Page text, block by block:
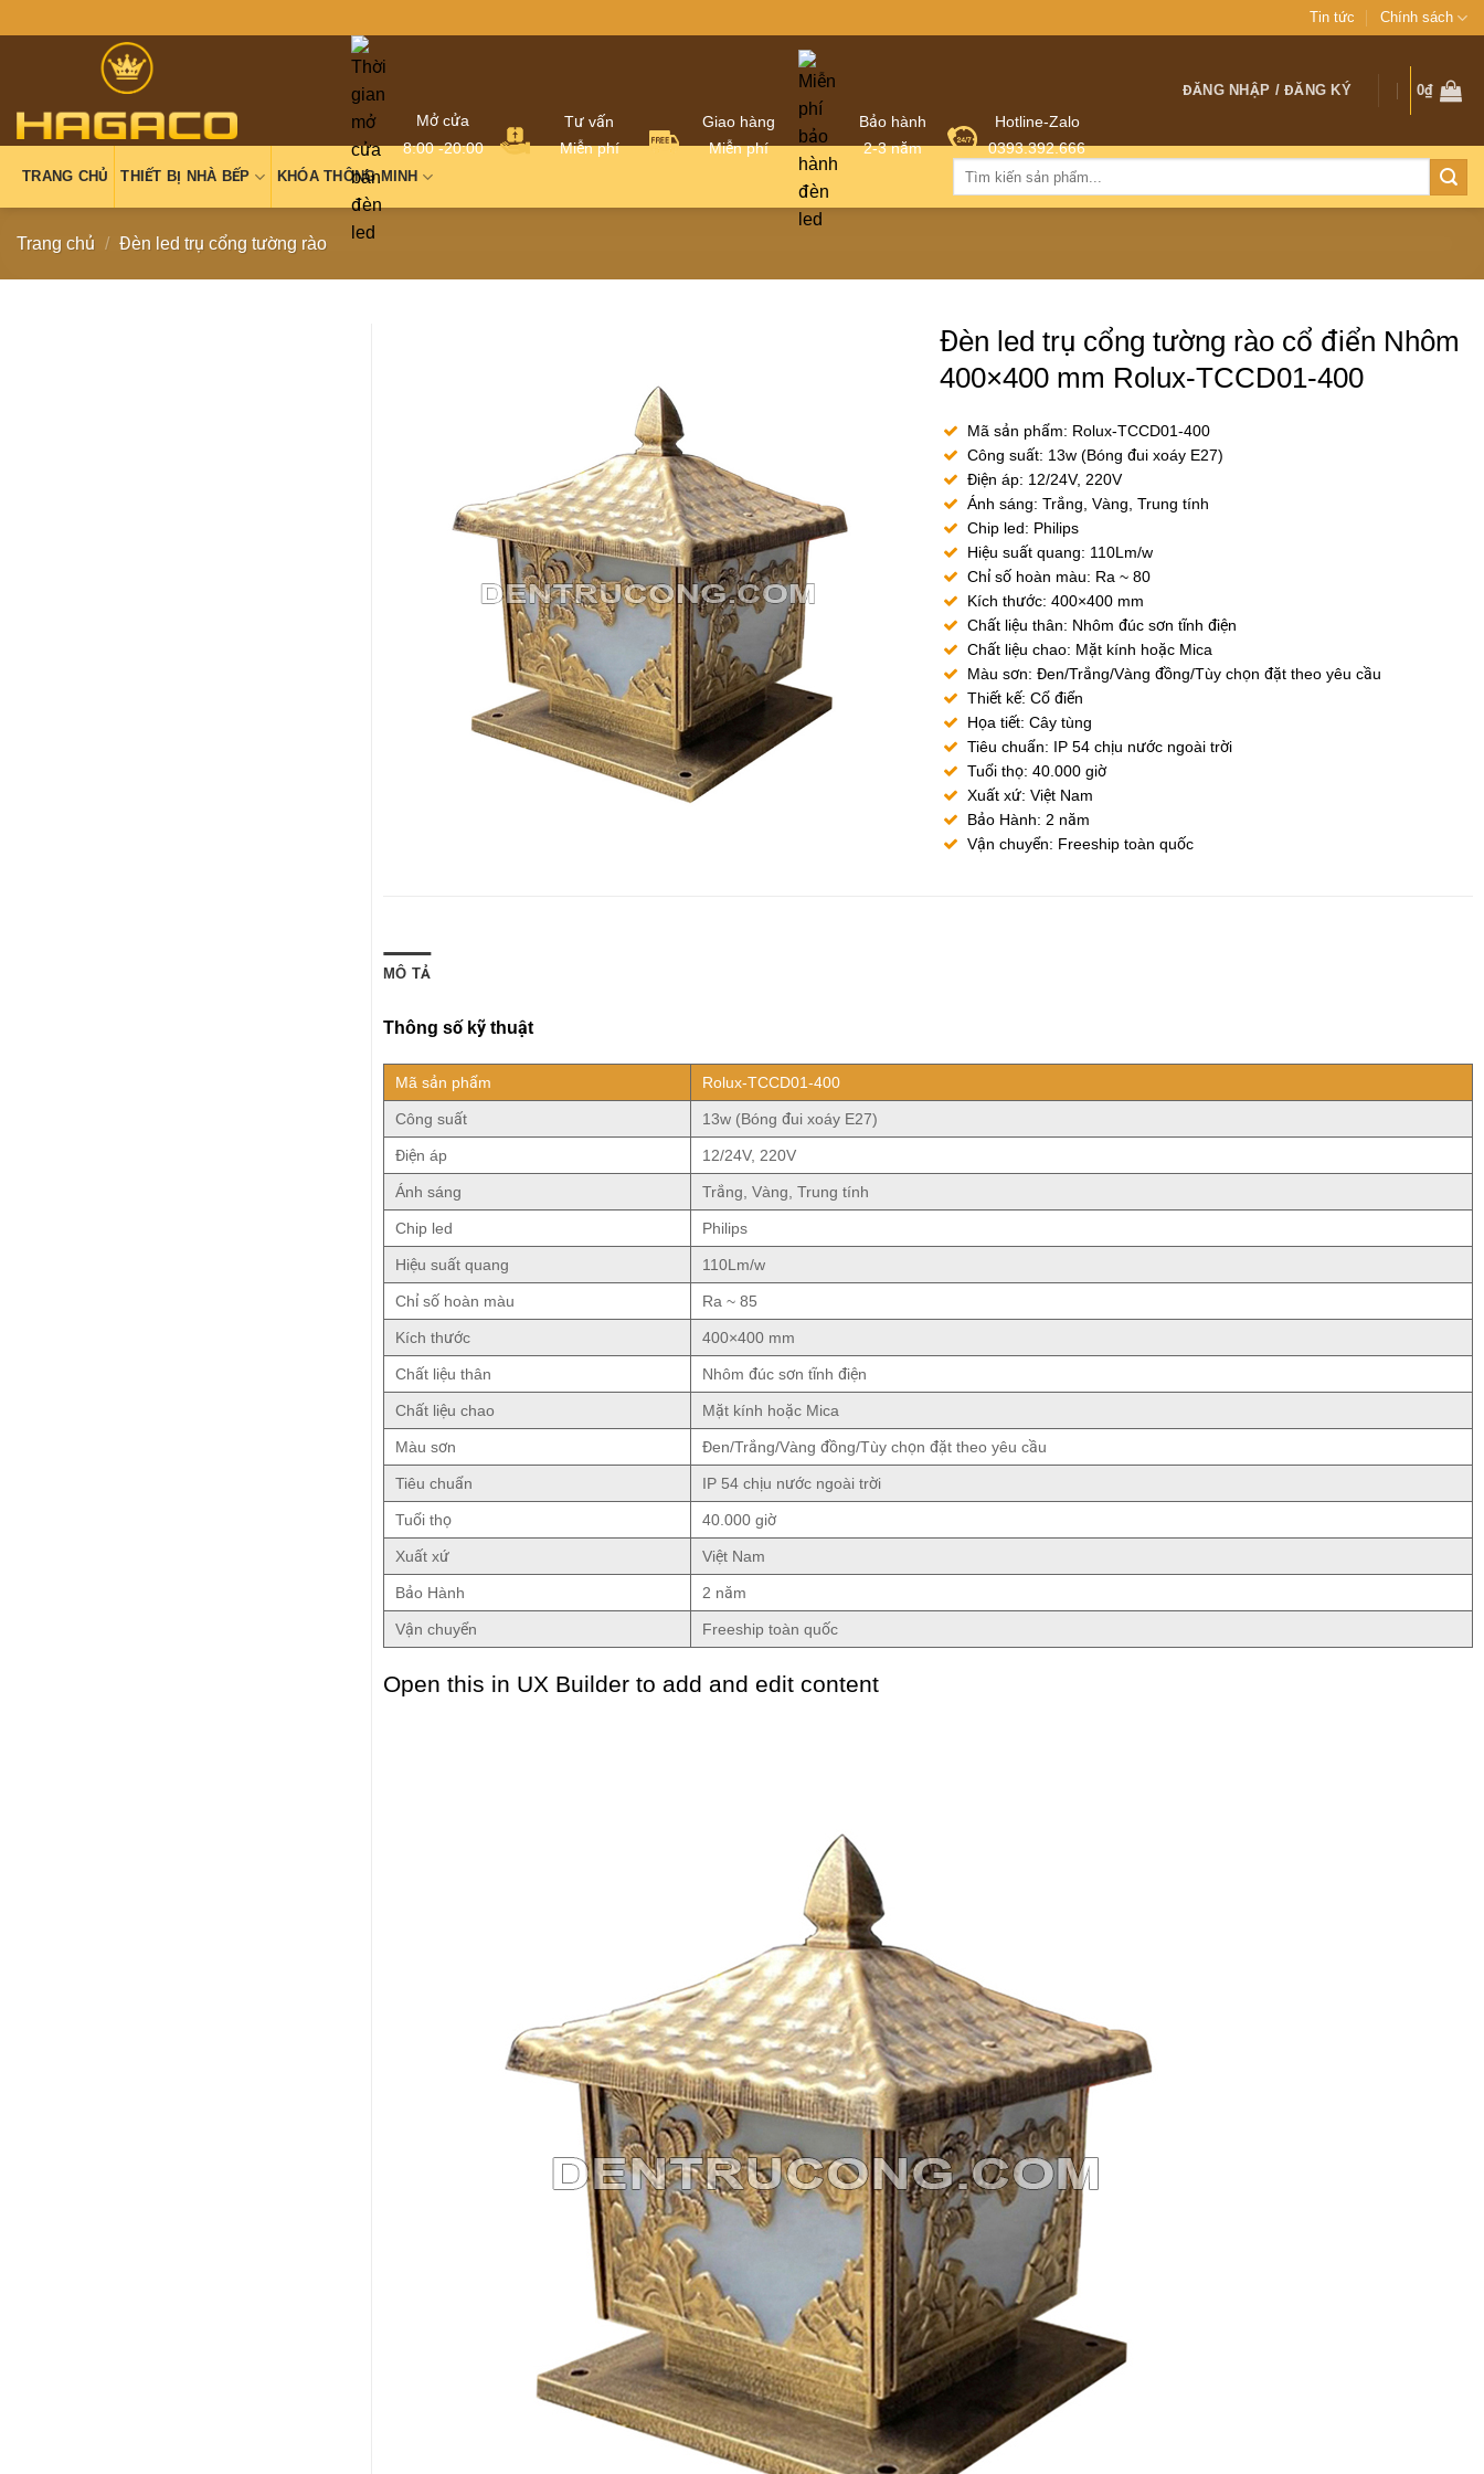
Tin tức Chính sách
Mở cửa
8:00 -20:00
Tư vấn
Miễn phí
Giao hàng
Miễn phí
Bảo hành
2-3 năm
Hotline-Zalo
0393.392.666
ĐĂNG NHẬP / ĐĂNG KÝ 0₫
TRANG CHỦ THIẾT BỊ NHÀ BẾP KHÓA THÔNG MINH
Trang chủ / Đèn led trụ cổng tường rào
Đèn led trụ cổng tường rào cổ điển Nhôm
400×400 mm Rolux-TCCD01-400
Mã sản phẩm: Rolux-TCCD01-400
Công suất: 13w (Bóng đui xoáy E27)
Điện áp: 12/24V, 220V
Ánh sáng: Trắng, Vàng, Trung tính
Chip led: Philips
Hiệu suất quang: 110Lm/w
Chỉ số hoàn màu: Ra ~ 80
Kích thước: 400×400 mm
Chất liệu thân: Nhôm đúc sơn tĩnh điện
Chất liệu chao: Mặt kính hoặc Mica
Màu sơn: Đen/Trắng/Vàng đồng/Tùy chọn đặt theo yêu cầu
Thiết kế: Cổ điển
Họa tiết: Cây tùng
Tiêu chuẩn: IP 54 chịu nước ngoài trời
Tuổi thọ: 40.000 giờ
Xuất xứ: Việt Nam
Bảo Hành: 2 năm
Vận chuyển: Freeship toàn quốc
MÔ TẢ
Thông số kỹ thuật
Mã sản phẩm Rolux-TCCD01-400
Công suất 13w (Bóng đui xoáy E27)
Điện áp 12/24V, 220V
Ánh sáng Trắng, Vàng, Trung tính
Chip led Philips
Hiệu suất quang 110Lm/w
Chỉ số hoàn màu Ra ~ 85
Kích thước 400×400 mm
Chất liệu thân Nhôm đúc sơn tĩnh điện
Chất liệu chao Mặt kính hoặc Mica
Màu sơn Đen/Trắng/Vàng đồng/Tùy chọn đặt theo yêu cầu
Tiêu chuẩn IP 54 chịu nước ngoài trời
Tuổi thọ 40.000 giờ
Xuất xứ Việt Nam
Bảo Hành 2 năm
Vận chuyển Freeship toàn quốc
Open this in UX Builder to add and edit content